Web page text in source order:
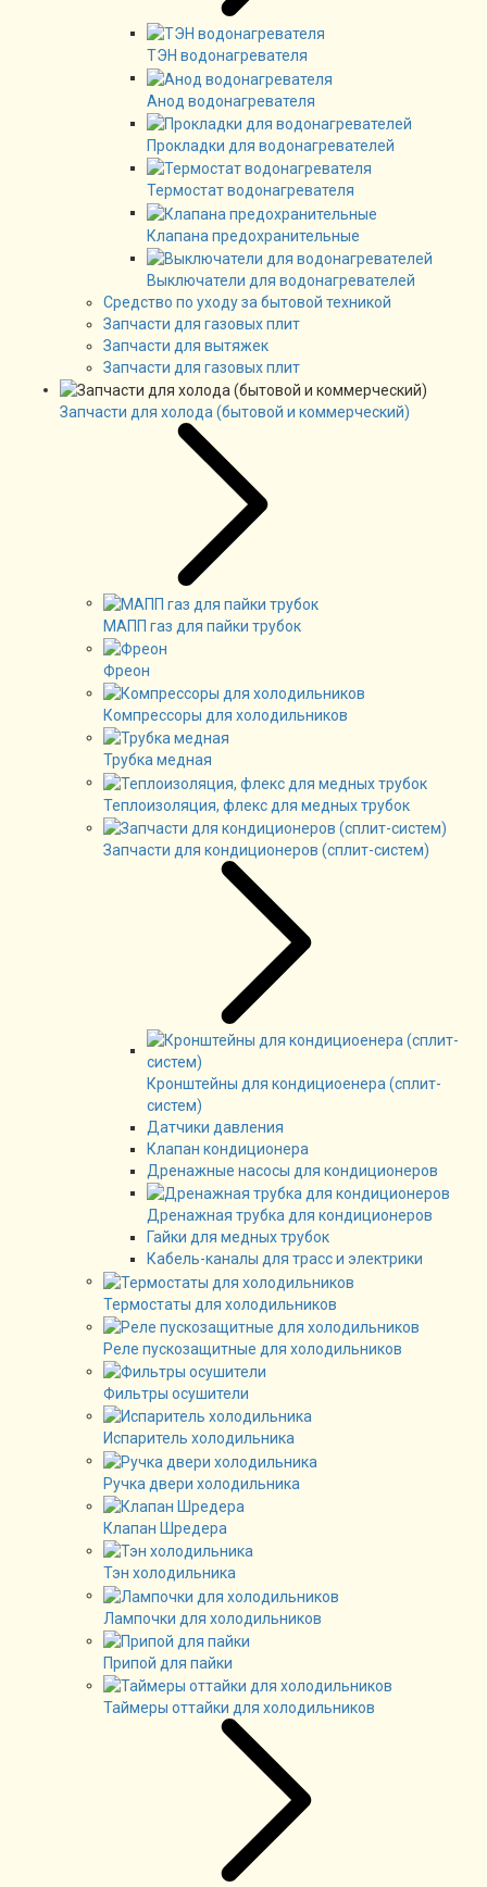
ТЭН водонагревателя
Анод водонагревателя
Прокладки для водонагревателей
Термостат водонагревателя
Клапана предохранительные
Выключатели для водонагревателей
Средство по уходу за бытовой техникой
Запчасти для газовых плит
Запчасти для вытяжек
Запчасти для газовых плит
Запчасти для холода (бытовой и коммерческий)
МАПП газ для пайки трубок
Фреон
Компрессоры для холодильников
Трубка медная
Теплоизоляция, флекс для медных трубок
Запчасти для кондиционеров (сплит-систем)
Кронштейны для кондициоенера (сплит-
систем)
Датчики давления
Клапан кондиционера
Дренажные насосы для кондиционеров
Дренажная трубка для кондиционеров
Гайки для медных трубок
Кабель-каналы для трасс и электрики
Термостаты для холодильников
Реле пускозащитные для холодильников
Фильтры осушители
Испаритель холодильника
Ручка двери холодильника
Клапан Шредера
Тэн холодильника
Лампочки для холодильников
Припой для пайки
Таймеры оттайки для холодильников